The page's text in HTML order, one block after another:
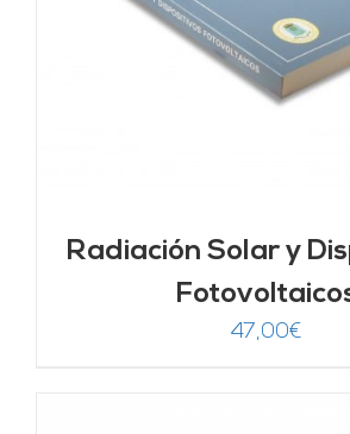
Radiación Solar y
47,00€